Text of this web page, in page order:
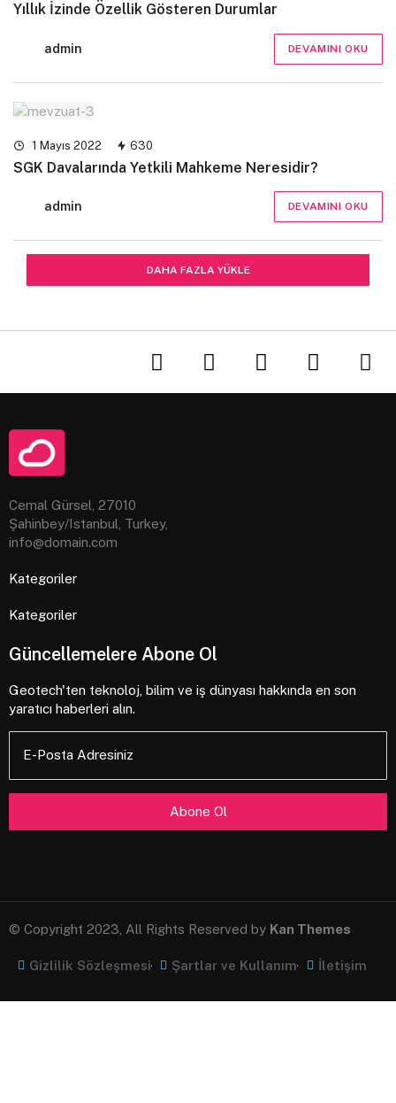
Yıllık İzinde Özellik Gösteren Durumlar
admin DEVAMINI OKU
1 Mayıs 2022 630
SGK Davalarında Yetkili Mahkeme Neresidir?
admin DEVAMINI OKU
DAHA FAZLA YÜKLE
Cemal Gürsel, 27010
Şahinbey/Istanbul, Turkey,
info@domain.com
Kategoriler
Kategoriler
Güncellemelere Abone Ol
Geotech'ten teknoloj, bilim ve iş dünyası hakkında en son
yaratıcı haberleri alın.
E-Posta Adresiniz
© Copyright 2023, All Rights Reserved by Kan Themes
Gizlilik Sözleşmesi Şartlar ve Kullanım İletişim